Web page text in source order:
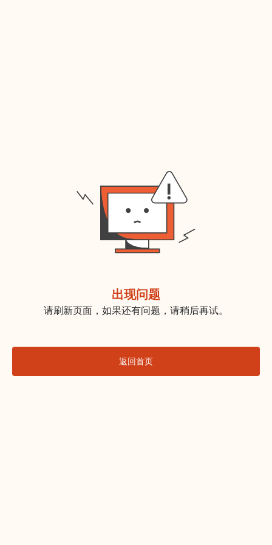
出现问题
请刷新页面，如果还有问题，请稍后再试。
返回首页